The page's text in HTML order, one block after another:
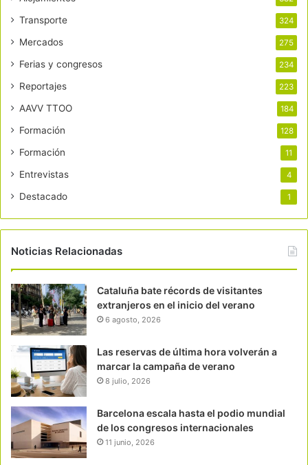
Transporte 324
Mercados 275
Ferias y congresos 234
Reportajes 223
AAVV TTOO 184
Formación 128
Formación 11
Entrevistas 4
Destacado 1
Noticias Relacionadas
Cataluña bate récords de visitantes
extranjeros en el inicio del verano
6 agosto, 2026
Las reservas de última hora volverán a
marcar la campaña de verano
8 julio, 2026
Barcelona escala hasta el podio mundial
de los congresos internacionales
11 junio, 2026